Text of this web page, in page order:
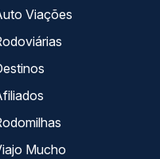
Auto Viações
Mucho